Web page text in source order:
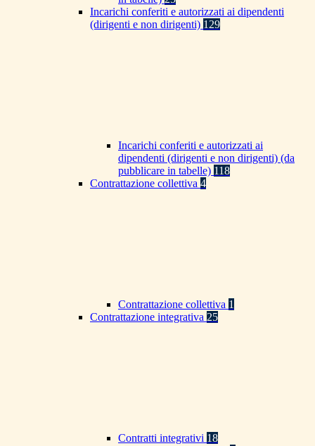
Incarichi conferiti e autorizzati ai dipendenti
(dirigenti e non dirigenti) 129
Incarichi conferiti e autorizzati ai
dipendenti (dirigenti e non dirigenti) (da
pubblicare in tabelle) 118
Contrattazione collettiva 4
Contrattazione collettiva 1
Contrattazione integrativa 25
Contratti integrativi 18